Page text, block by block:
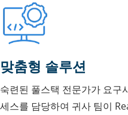
맞춤형 솔루션
숙련된 풀스택 전문가가 요구
세스를 담당하여 귀사 팀이